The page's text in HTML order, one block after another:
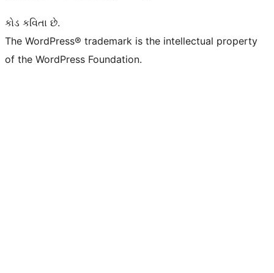
કોડ કવિતા છે.
The WordPress® trademark is the intellectual property
of the WordPress Foundation.